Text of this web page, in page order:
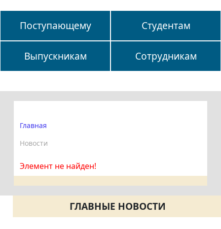
Поступающему Студентам
Выпускникам Сотрудникам
Главная
Новости
Элемент не найден!
ГЛАВНЫЕ НОВОСТИ